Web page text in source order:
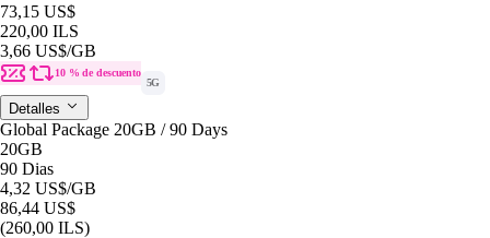
73,15 US$
220,00 ILS
3,66 US$/GB
10 % de descuento
5G
Detalles
Global Package 20GB / 90 Days
20GB
90 Dias
4,32 US$/GB
86,44 US$
(260,00 ILS)